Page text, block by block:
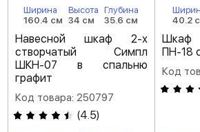
Ширина
160.4 см
Высота
34 см
Глубина
35.6 см
Навесной шкаф 2-х
створчатый Симпл
ШКН-07 в спальню
графит
Код товара: 250797
(4.5)
40.2
ПН-18
Код